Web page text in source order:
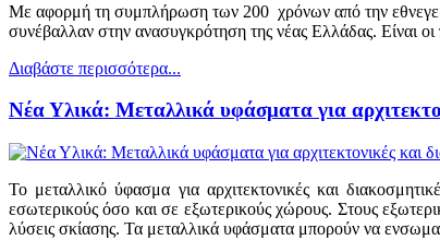
Με αφορμή τη συμπλήρωση των 200 χρόνων από την
συνέβαλλαν στην ανασυγκρότηση της νέας Ελλάδας. Είναι
Διαβάστε περισσότερα...
Νέα Υλικά: Μεταλλικά υφάσματα για
Το μεταλλικό ύφασμα για αρχιτεκτονικές και
εσωτερικούς όσο και σε εξωτερικούς χώρους. Στους
λύσεις σκίασης. Τα μεταλλικά υφάσματα μπορούν να